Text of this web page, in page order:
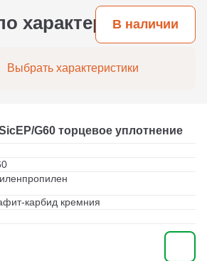
характеристикам
В наличии
Выбрать характеристики
G60 торцевое уплотнение
карбид кремния